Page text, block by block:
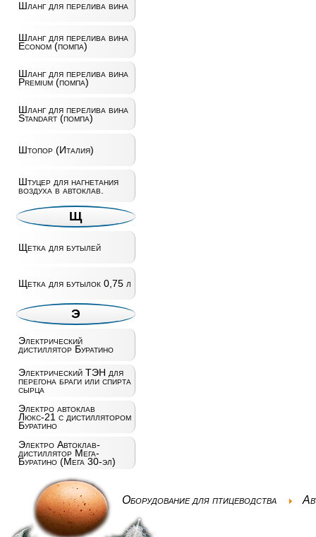
Шланг для перелива вина
Шланг для перелива вина
Econom (помпа)
Шланг для перелива вина
Premium (помпа)
Шланг для перелива вина
Standart (помпа)
Штопор (Италия)
Штуцер для нагнетания
воздуха в автоклав.
Щ
Щетка для бутылей
Щетка для бутылок 0,75 л
Э
Электрический
дистиллятор Буратино
Электрический ТЭН для
перегона браги или спирта
сырца
Электро автоклав
Люкс-21 с дистиллятором
Буратино
Электро Автоклав-
дистиллятор Мега-
Буратино (Мега 30-эл)
Оборудование для птицеводства